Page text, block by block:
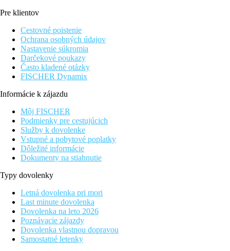
Pre klientov
Cestovné poistenie
Ochrana osobných údajov
Nastavenie súkromia
Darčekové poukazy
Často kladené otázky
FISCHER Dynamix
Informácie k zájazdu
Môj FISCHER
Podmienky pre cestujúcich
Služby k dovolenke
Vstupné a pobytové poplatky
Dôležité informácie
Dokumenty na stiahnutie
Typy dovolenky
Letná dovolenka pri mori
Last minute dovolenka
Dovolenka na leto 2026
Poznávacie zájazdy
Dovolenka vlastnou dopravou
Samostatné letenky